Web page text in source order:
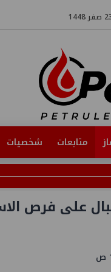
متابعات شخصيات
على فرص